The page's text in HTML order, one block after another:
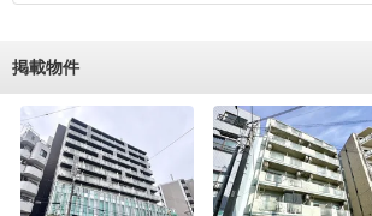
がくずったり渋ったりしているわけでもないのに
てくれたのがとても好感がもてた。 内覧のあと
へ行き、詳しい話を聞いたが、その際も目の前
て家主さんへ電話して交渉してもらったので、
その後も確認したいことがあり、突然営業所へ
いなかったが、名前を言えば、他の社員の方で
てもらえ、対応してもらえたので、社内での情報
ているなと思った。
掲載物件